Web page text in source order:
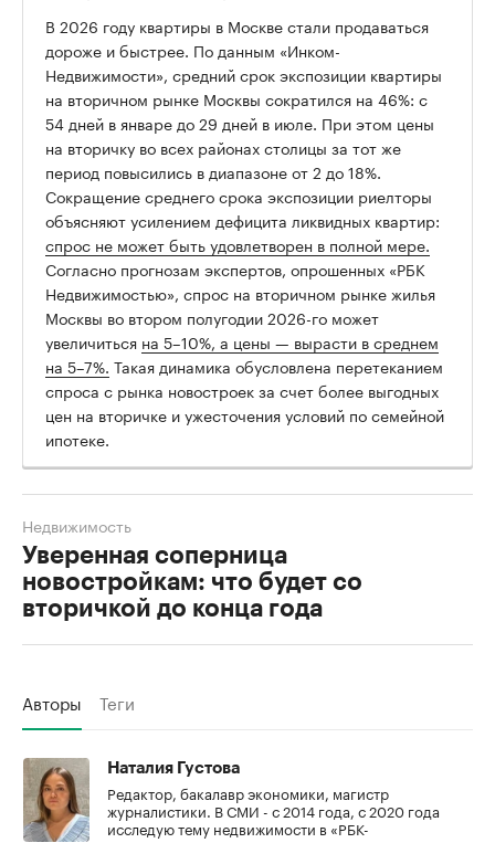
В 2026 году квартиры в Москве стали продаваться
дороже и быстрее. По данным «Инком-
Недвижимости», средний срок экспозиции квартиры
на вторичном рынке Москвы сократился на 46%: с
54 дней в январе до 29 дней в июле. При этом цены
на вторичку во всех районах столицы за тот же
период повысились в диапазоне от 2 до 18%.
Сокращение среднего срока экспозиции риелторы
объясняют усилением дефицита ликвидных квартир:
спрос не может быть удовлетворен в полной мере.
Согласно прогнозам экспертов, опрошенных «РБК
Недвижимостью», спрос на вторичном рынке жилья
Москвы во втором полугодии 2026-го может
увеличиться на 5–10%, а цены — вырасти в среднем
на 5–7%. Такая динамика обусловлена перетеканием
спроса с рынка новостроек за счет более выгодных
цен на вторичке и ужесточения условий по семейной
ипотеке.
Уверенная соперница
новостройкам: что будет со
вторичкой до конца года
Недвижимость
Авторы Теги
Наталия Густова
Редактор, бакалавр экономики, магистр
журналистики. В СМИ - с 2014 года, с 2020 года
исследую тему недвижимости в «РБК-